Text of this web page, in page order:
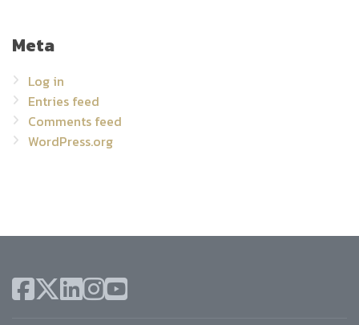
Meta
Log in
Entries feed
Comments feed
WordPress.org